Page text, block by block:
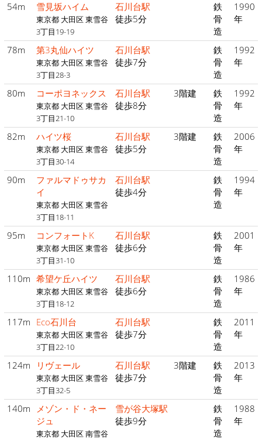
54m 雪見坂ハイム
東京都 大田区 東雪谷
3丁目19-19
石川台駅
徒歩5分
鉄
骨
造
1990
年
78m 第3丸仙ハイツ
東京都 大田区 東雪谷
3丁目28-3
石川台駅
徒歩7分
鉄
骨
造
1992
年
80m コーポヨネックス
東京都 大田区 東雪谷
3丁目21-10
石川台駅
徒歩8分
3階建
鉄
骨
造
1992
年
82m ハイツ桜
東京都 大田区 東雪谷
3丁目30-14
石川台駅
徒歩5分
3階建
鉄
骨
造
2006
年
90m
ファルマドゥサカ
イ
東京都 大田区 東雪谷
3丁目18-11
石川台駅
徒歩4分
鉄
骨
造
1994
年
95m コンフォートK
東京都 大田区 東雪谷
3丁目31-10
石川台駅
徒歩6分
鉄
骨
造
2001
年
110m 希望ケ丘ハイツ
東京都 大田区 東雪谷
3丁目18-12
石川台駅
徒歩6分
鉄
骨
造
1986
年
117m Eco石川台
東京都 大田区 東雪谷
3丁目22-10
石川台駅
徒歩7分
鉄
骨
造
2011
年
124m リヴェール
東京都 大田区 東雪谷
3丁目32-5
石川台駅
徒歩7分
3階建
鉄
骨
造
2013
年
140m
メゾン・ド・ネー
ジュ
東京都 大田区 南雪谷
雪が谷大塚駅
徒歩9分
鉄
骨
造
1988
年